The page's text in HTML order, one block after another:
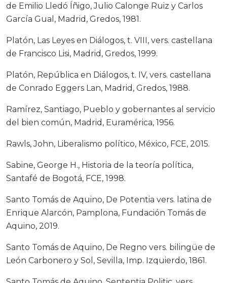
de Emilio Lledó Íñigo, Julio Calonge Ruiz y Carlos
García Gual, Madrid, Gredos, 1981.
Platón, Las Leyes en Diálogos, t. VIII, vers. castellana
de Francisco Lisi, Madrid, Gredos, 1999.
Platón, República en Diálogos, t. IV, vers. castellana
de Conrado Eggers Lan, Madrid, Gredos, 1988.
Ramírez, Santiago, Pueblo y gobernantes al servicio
del bien común, Madrid, Euramérica, 1956.
Rawls, John, Liberalismo político, México, FCE, 2015.
Sabine, George H., Historia de la teoría política,
Santafé de Bogotá, FCE, 1998.
Santo Tomás de Aquino, De Potentia vers. latina de
Enrique Alarcón, Pamplona, Fundación Tomás de
Aquino, 2019.
Santo Tomás de Aquino, De Regno vers. bilingüe de
León Carbonero y Sol, Sevilla, Imp. Izquierdo, 1861.